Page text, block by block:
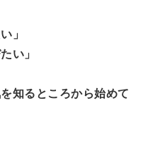
」
い」
知るところから始めて